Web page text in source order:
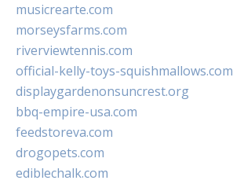
musicrearte.com
morseysfarms.com
riverviewtennis.com
official-kelly-toys-squishmallows.com
displaygardenonsuncrest.org
bbq-empire-usa.com
feedstoreva.com
drogopets.com
ediblechalk.com